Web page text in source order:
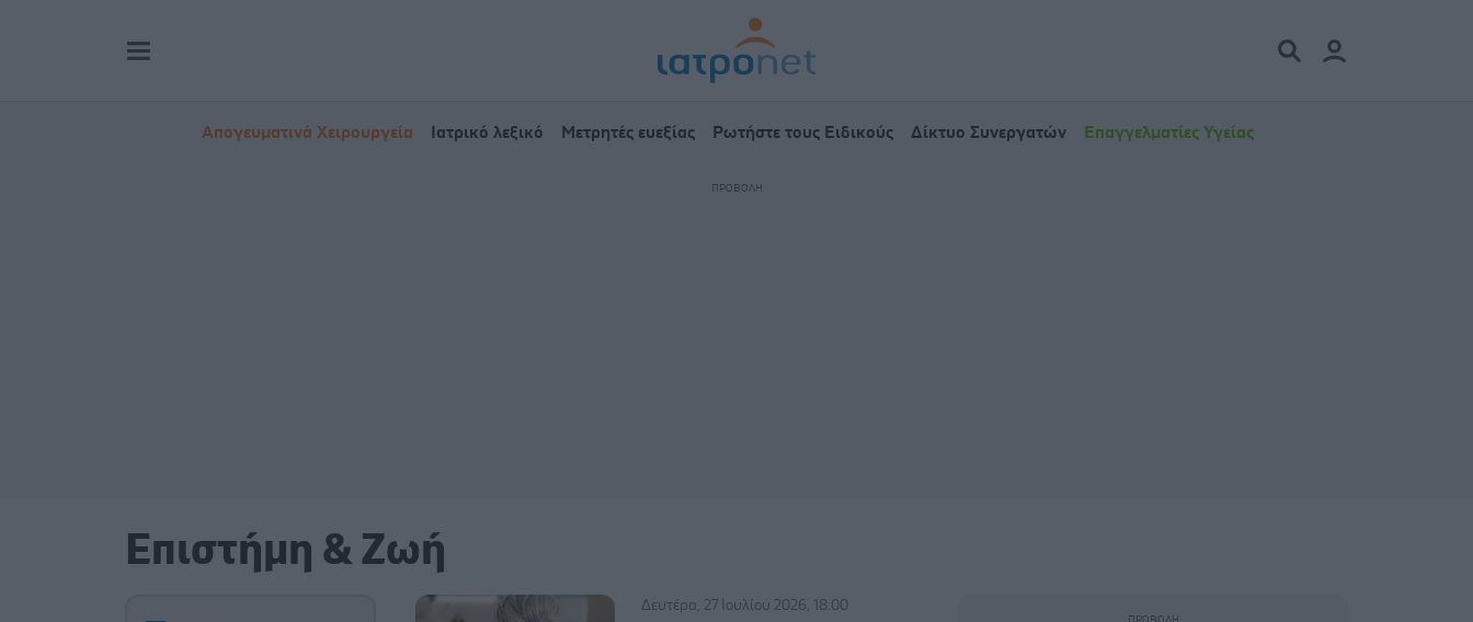
Απογευματινά Χειρουργεία Ιατρικό λεξικό Μετρητές ευεξίας Ρωτήστε τους Ειδικούς Δίκτυο Συνεργατών Επαγγελματίες Υγείας
Επιστήμη & Ζωή
Δευτέρα, 27 Ιουλίου 2026, 18:00